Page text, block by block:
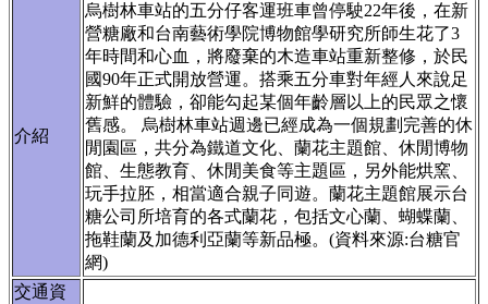
介紹
烏樹林車站的五分仔客運班車曾停駛22年後，在新
營糖廠和台南藝術學院博物館學研究所師生花了3
年時間和心血，將廢棄的木造車站重新整修，於民
國90年正式開放營運。搭乘五分車對年經人來說足
新鮮的體驗，卻能勾起某個年齡層以上的民眾之懷
舊感。 烏樹林車站週邊已經成為一個規劃完善的休
閒園區，共分為鐵道文化、蘭花主題館、休閒博物
館、生態教育、休閒美食等主題區，另外能烘窯、
玩手拉胚，相當適合親子同遊。蘭花主題館展示台
糖公司所培育的各式蘭花，包括文心蘭、蝴蝶蘭、
拖鞋蘭及加德利亞蘭等新品極。(資料來源:台糖官
網)
交通資